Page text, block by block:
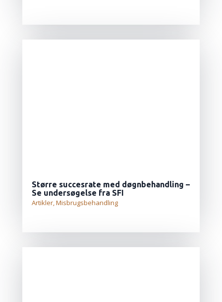
Større succesrate med døgnbehandling –
Se undersøgelse fra SFI
Artikler,Misbrugsbehandling